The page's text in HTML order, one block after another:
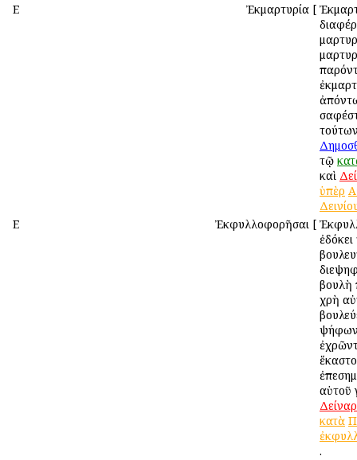
Ε
Ἐκμαρτυρία [
τῷ
καὶ
ὑπὲρ
Ε
Ἐκφυλλοφορῆσαι [
βουλὴ
χρὴ
ψήφων
αὑτοῦ
κατὰ
.